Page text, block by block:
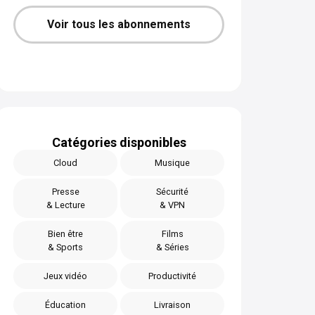
Voir tous les abonnements
Catégories disponibles
Cloud Musique
Presse
& Lecture
Sécurité
& VPN
Bien être
& Sports
Films
& Séries
Jeux vidéo Productivité
Éducation Livraison